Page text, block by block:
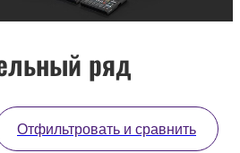
ряд
Отфильтровать и сравнить